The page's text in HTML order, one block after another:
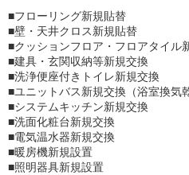
■フローリング新規貼替
■壁・天井クロス新規貼替
■クッションフロア・フロアタイル
■建具・玄関収納等新規交換
■洗浄便座付きトイレ新規交換
■ユニットバス新規交換（浴室換気
■システムキッチン新規交換
■洗面化粧台新規交換
■電気温水器新規交換
■暖房機新規設置
■照明器具新規設置